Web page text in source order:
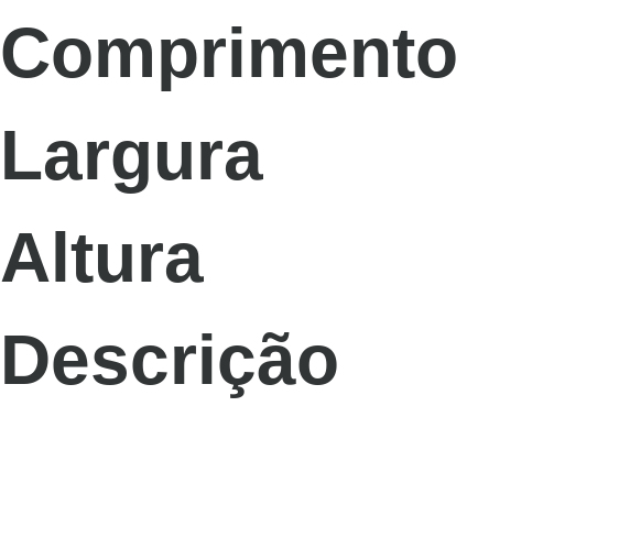
Comprimento
Largura
Altura
Descrição